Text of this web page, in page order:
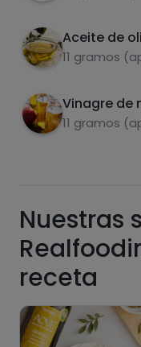
Aceite de
11 gramos
Vinagre de
11 gramos
Azúcares
Hazte PLUS
de las recetas,
Nuestras
receta